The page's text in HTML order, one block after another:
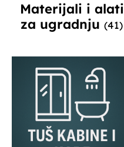
Materijali i alati
za ugradnju (41)